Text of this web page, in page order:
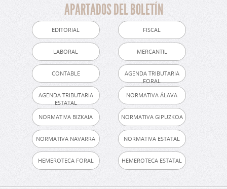
APARTADOS DEL BOLETÍN
EDITORIAL FISCAL
LABORAL MERCANTIL
CONTABLE
AGENDA TRIBUTARIA
FORAL
AGENDA TRIBUTARIA
ESTATAL
NORMATIVA ÁLAVA
NORMATIVA BIZKAIA NORMATIVA GIPUZKOA
NORMATIVA NAVARRA NORMATIVA ESTATAL
HEMEROTECA FORAL HEMEROTECA ESTATAL